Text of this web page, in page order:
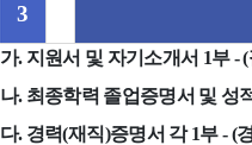
3
가. 지원서 및 자기소개서 1부- (
나. 최종학력 졸업증명서 및 성
다. 경력(재직)증명서 각1부- (